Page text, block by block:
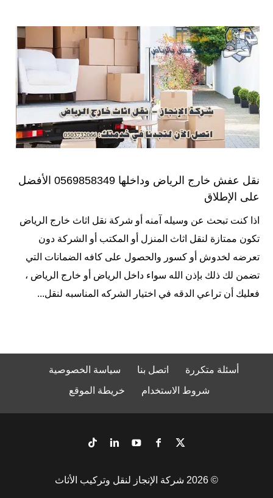
نقل عفش خارج الرياض وداخلها 0569858349 الأفضل
على الإطلاق
اذا كنت تبحث عن وسيله آمنه أو شركة نقل اثاث خارج الرياض
تكون ممتازة لنقل اثاث المنزل أو المكتب أو الشركة دون
تعرضه لخدوش أو كسور والحصول على كافه الضمانات التي
تضمن لك ذلك بإذن الله سواء داخل الرياض أو خارج الرياض ،
فعليك أن تراعي الدقه في اختيار الشركه المناسبه لنقل...
أسئلة متكررة اتصل بنا
سياسة الخصوصية
شروط الاستخدام
خريطة الموقع
© 2026 شركة الإنجاز لنقل وتركيب الأثاث